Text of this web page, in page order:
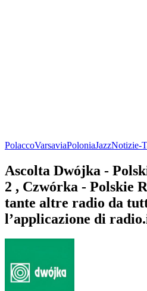
PolaccoVarsaviaPoloniaJazzNotizie-
Ascolta Dwójka -
2 , Czwórka - Polskie
tante altre radio da
l’applicazione di